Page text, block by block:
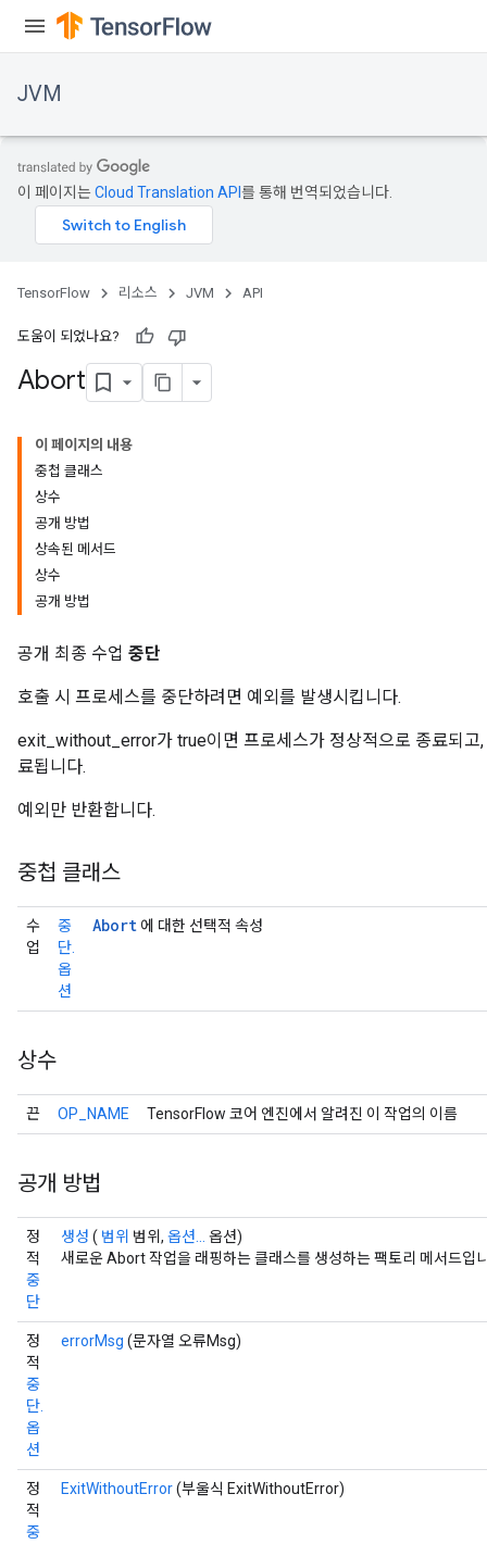
JVM
이 페이지는Cloud Translation API 를 통해 번역되었습니다.
TensorFlow 리소스 JVM API
도움이 되었나요?
Abort
이 페이지의 내용
중첩 클래스
상수
공개 방법
상속된 메서드
상수
공개 방법
공개 최종 수업 중단
호출 시 프로세스를 중단하려면 예외를 발생시킵니다.
exit_without_error가 true이면 프로세스가 정상적으로 종료되고
료됩니다.
예외만 반환합니다.
중첩 클래스
수
업
중
단.
옵
션
Abort 에 대한 선택적 속성
상수
끈 OP_NAME TensorFlow 코어 엔진에서 알려진 이 작업의 이름
공개 방법
정
적
중
단
생성 ( 범위 범위, 옵션...
옵션)
새로운 Abort 작업을 래핑하는 클래스를 생성하는 팩토리 메서드입
정
적
중
단.
옵
션
errorMsg (문자열 오류Msg)
정
적
중
ExitWithoutError(부울식 ExitWithoutError)